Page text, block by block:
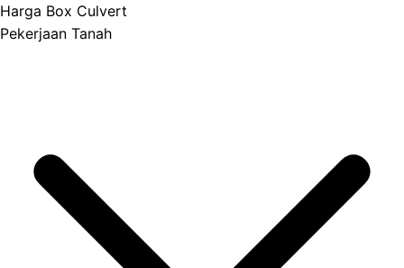
Harga Box Culvert
Pekerjaan Tanah